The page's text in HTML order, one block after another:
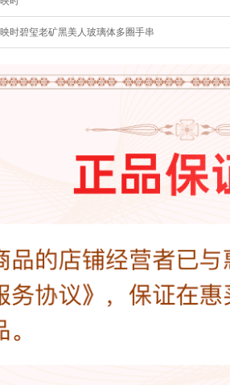
映时碧玺老矿黑美人玻璃体多圈手串